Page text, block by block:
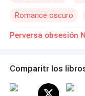
solo que fue a la
bebió de más.
cumplir las
de los asesinatos
Romance oscuro
Venganza
Comparitr los